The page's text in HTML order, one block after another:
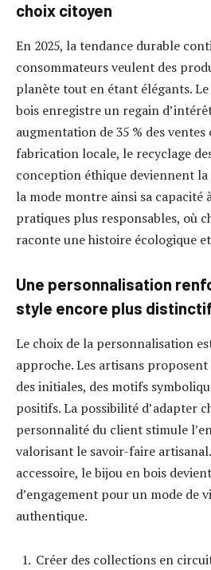
choix citoyen
En 2025, la tendance durable
consommateurs veulent des
planète tout en étant élégants.
bois enregistre un regain
augmentation de 35 % des ventes
fabrication locale, le recyclage
conception éthique deviennent la
la mode montre ainsi sa capacité
pratiques plus responsables, où
raconte une histoire écologique
Une personnalisation
style encore plus
Le choix de la personnalisation
approche. Les artisans
des initiales, des motifs
positifs. La possibilité d’adapter
personnalité du client stimule
valorisant le savoir-faire
accessoire, le bijou en bois
d’engagement pour un mode de
authentique.
Créer des collections en